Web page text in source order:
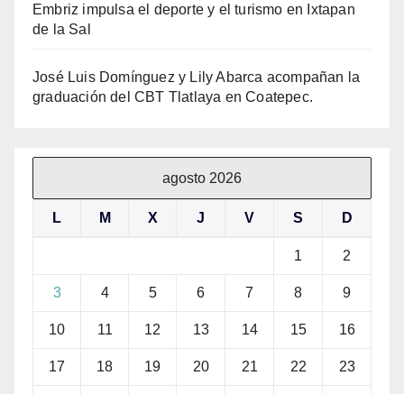
Embriz impulsa el deporte y el turismo en Ixtapan
de la Sal
José Luis Domínguez y Lily Abarca acompañan la
graduación del CBT Tlatlaya en Coatepec.
agosto 2026
L M X J V S D
1 2
3 4 5 6 7 8 9
10 11 12 13 14 15 16
17 18 19 20 21 22 23